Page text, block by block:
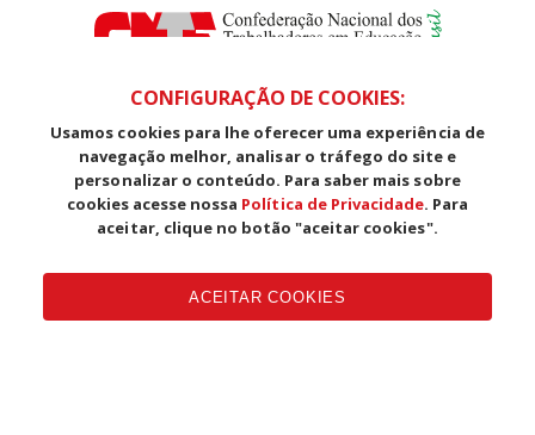
SDS, Edifício Venâncio III, Salas 101/106
CEP: 70393-902 - Brasília - DF
Telefone (61) 3225-1003 - E-mail cnte@cnte.org.br
Trabalhadores(as) na Base
CONFIGURAÇÃO DE COOKIES:
Usamos cookies para lhe oferecer uma experiência de
navegação melhor, analisar o tráfego do site e
personalizar o conteúdo. Para saber mais sobre
cookies acesse nossa Política de Privacidade. Para
aceitar, clique no botão "aceitar cookies".
ACEITAR COOKIES